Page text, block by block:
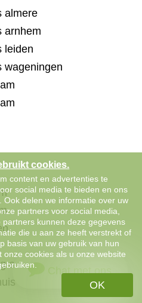
almere
arnhem
leiden
wageningen
aan huis
Chat met ons
cookies.
content en advertenties te
social media te bieden en ons
delen we informatie over uw
partners voor social media,
kunnen deze gegevens
die u aan ze heeft verstrekt of
basis van uw gebruik van hun
cookies als u onze website
OK